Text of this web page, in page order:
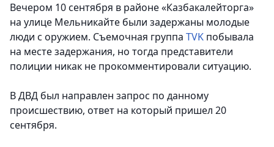
Вечером 10 сентября в районе «Казбакалейторга»
на улице Мельникайте были задержаны молодые
люди с оружием. Съемочная группа TVK побывала
на месте задержания, но тогда представители
полиции никак не прокомментировали ситуацию.
В ДВД был направлен запрос по данному
происшествию, ответ на который пришел 20
сентября.